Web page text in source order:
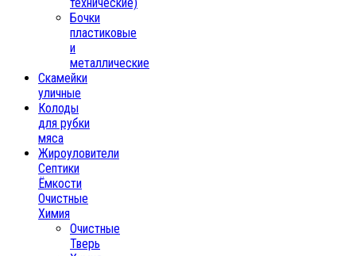
Бочки
пластиковые
и
металлические
Скамейки
уличные
Колоды
для рубки
мяса
Жироуловители
Септики
Ёмкости
Очистные
Химия
Очистные
Тверь